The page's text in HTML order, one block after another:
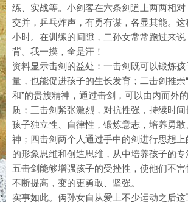
练、实战等。小剑客在六条剑道上两两相对
交并，乒乓炸声，有勇有谋，各显其能。
小时。在训练的间隙，二孙女常常跑过来
背。我一摸，全是汗！
资料显示击剑的益处：一击剑既可以锻炼
量，也能促进孩子的生长发育；二击剑推崇
和”的贵族精神，通过击剑，可以由内而外
质；三击剑紧张激烈，对抗性强，持续时
孩子独立性、自律性，锻炼意志，培养勇
神；四击剑两个人通过手中的剑进行思想
的形象思维和创造思维，从中培养孩子的专
五击剑能够增强孩子的受挫性，使他们不
不断提高，变的更勇敢、坚强。
实事如此。俩孙女自从爱上不少运动之后